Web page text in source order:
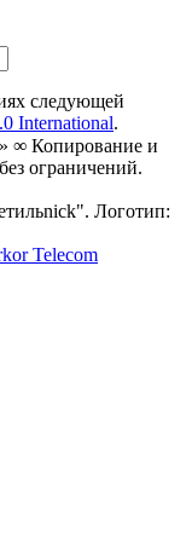
следующей
International.
∞ Копирование и
ограничений.
Логотип:
Telecom